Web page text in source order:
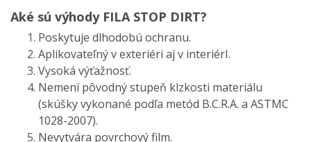
Aké sú výhody FILA STOP DIRT?
Poskytuje dlhodobú ochranu.
Aplikovateľný v exteriéri aj v interiérI.
Vysoká výťažnosť.
Nemení pôvodný stupeň klzkosti materiálu
(skúšky vykonané podľa metód B.C.R.A. a ASTMC
1028-2007).
Nevytvára povrchový film.